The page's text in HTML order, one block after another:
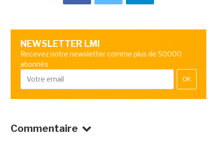
NEWSLETTER LMI
Recevez notre newsletter comme plus de 50000
abonnés
OK
Commentaire